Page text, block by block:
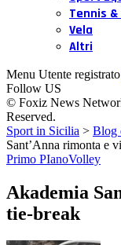
Tennis
Vela
Altri
Menu Utente registrato
Follow US
© Foxiz News
Reserved.
Sport in Sicilia > Blog
Sant’Anna rimonta e
Primo PIanoVolley
Akademia
tie-break